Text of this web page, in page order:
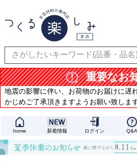
重要なお
地震の影響に伴い、お荷物のお届けに遅
かじめご了承頂きますようお願い致しま
home 新着情報 ログイン Q&A